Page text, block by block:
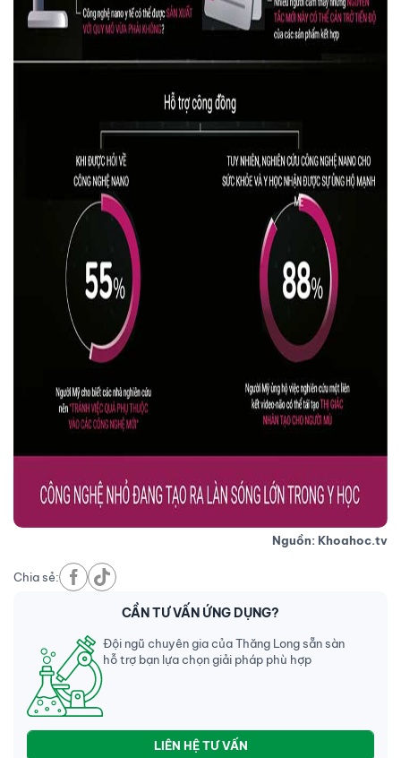
Nguồn: Khoahoc.tv
Chia sẻ:
CẦN TƯ VẤN ỨNG DỤNG?
Đội ngũ chuyên gia của Thăng Long sẵn sàn
hỗ trợ bạn lựa chọn giải pháp phù hợp
LIÊN HỆ TƯ VẤN